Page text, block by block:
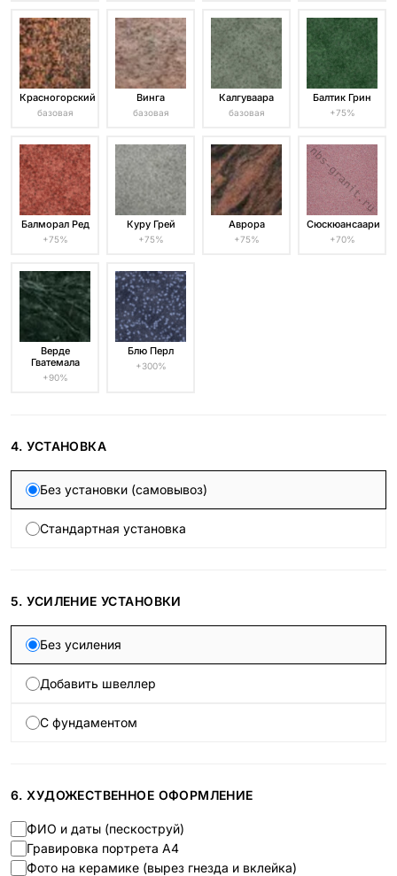
Красногорский
базовая
Винга
базовая
Калгуваара
базовая
Балтик Грин
+75%
Балморал Ред
+75%
Куру Грей
+75%
Аврора
+75%
Сюскюансаари
+70%
Верде
Гватемала
+90%
Блю Перл
+300%
4. УСТАНОВКА
Без установки (самовывоз)
Стандартная установка
5. УСИЛЕНИЕ УСТАНОВКИ
Без усиления
Добавить швеллер
С фундаментом
6. ХУДОЖЕСТВЕННОЕ ОФОРМЛЕНИЕ
ФИО и даты (пескоструй)
Гравировка портрета А4
Фото на керамике (вырез гнезда и вклейка)